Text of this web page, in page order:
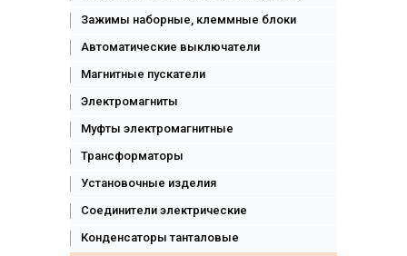
Зажимы наборные, клеммные блоки
Автоматические выключатели
Магнитные пускатели
Электромагниты
Муфты электромагнитные
Трансформаторы
Установочные изделия
Соединители электрические
Конденсаторы танталовые